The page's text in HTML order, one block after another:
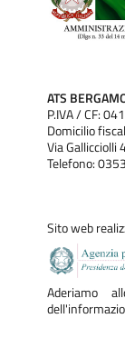
ATS
P.IVA / CF:
Domicilio
Via Gallicciolli
Telefono:
Sito web
Aderiamo